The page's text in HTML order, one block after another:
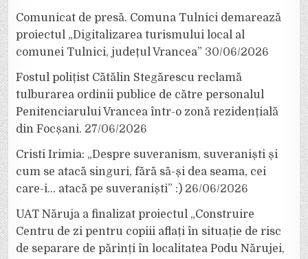
Comunicat de presă. Comuna Tulnici demarează
proiectul „Digitalizarea turismului local al
comunei Tulnici, județul Vrancea” 30/06/2026
Fostul polițist Cătălin Stegărescu reclamă
tulburarea ordinii publice de către personalul
Penitenciarului Vrancea într-o zonă rezidențială
din Focșani. 27/06/2026
Cristi Irimia: „Despre suveranism, suveraniști și
cum se atacă singuri, fără să-și dea seama, cei
care-i… atacă pe suveraniști” :) 26/06/2026
UAT Năruja a finalizat proiectul „Construire
Centru de zi pentru copiii aflați în situație de risc
de separare de părinți în localitatea Podu Nărujei,